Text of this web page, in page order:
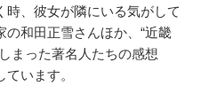
時、彼女が隣にいる気がして
和田正雪さんほか、“近畿
まった著名人たちの感想
ています。